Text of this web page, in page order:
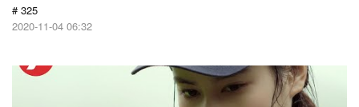
# 325
2020-11-04 06:32